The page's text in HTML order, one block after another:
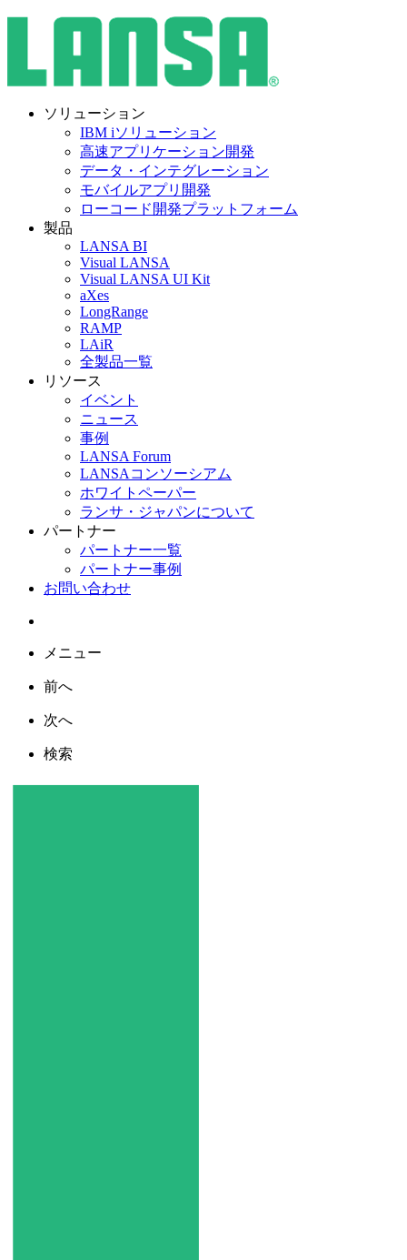
ソリューション
IBM iソリューション
高速アプリケーション開発
データ・インテグレーション
モバイルアプリ開発
ローコード開発プラットフォーム
製品
LANSA BI
Visual LANSA
Visual LANSA UI Kit
aXes
LongRange
RAMP
LAiR
全製品一覧
リソース
イベント
ニュース
事例
LANSA Forum
LANSAコンソーシアム
ホワイトペーパー
ランサ・ジャパンについて
パートナー
パートナー一覧
パートナー事例
お問い合わせ
メニュー
前へ
次へ
検索